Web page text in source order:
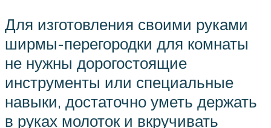
Для изготовления своими руками
ширмы-перегородки для комнаты
не нужны дорогостоящие
инструменты или специальные
навыки, достаточно уметь держать
в руках молоток и вкручивать